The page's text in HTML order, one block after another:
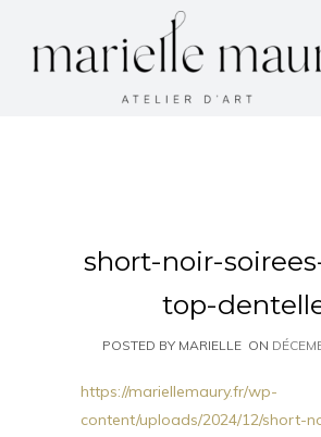
short-noir-
top-
POSTED BY MARIELLE ON
https://mariellemaury.fr/wp-
content/uploads/2024/12/short-